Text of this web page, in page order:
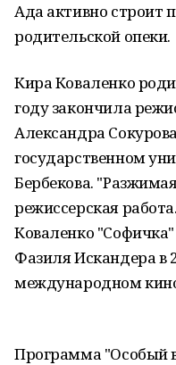
Ада активно строит
родительской опеки.
Кира Коваленко
году закончила
Александра
государственном
Бербекова.
режиссерская
Коваленко
Фазиля Искандера в
международном
Программа "Особый